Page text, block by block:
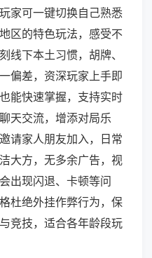
家可一键切换自己熟悉
区的特色玩法，感受不
线下本土习惯，胡牌、
偏差，资深玩家上手即
能快速掌握，支持实时
天交流，增添对局乐
请家人朋友加入，日常
大方，无多余广告，视
出现闪退、卡顿等问
杜绝外挂作弊行为，保
竞技，适合各年龄段玩